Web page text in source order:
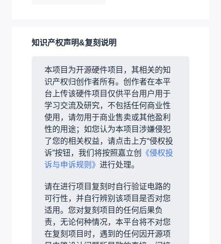
知识产权声明&复刻说明
本项目为开源硬件项目，其相关的知
识产权归创作者所有。创作者在本平
台上传该硬件项目仅供平台用户用于
学习交流及研究，不包括任何商业性
使用，请勿用于商业售卖或其他盈利
性的用途；如您认为本项目涉嫌侵犯
了您的相关权益，请点击上方“侵权投
诉”按钮，我们将按照嘉立创
《侵权投
诉与申诉规则》 进行处理。
请在进行项目复刻时自行验证电路的
可行性，并自行辨别该项目是否对您
适用。您对复刻项目的任何后果负
责，无论何种情况，本平台将不对您
在复刻项目时，遇到的任何因开源项